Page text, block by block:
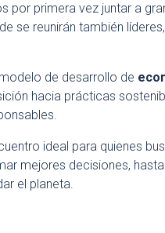
por primera vez juntar a
se reunirán también
de desarrollo de
hacia prácticas
ideal para quienes
mejores decisiones,
el planeta.